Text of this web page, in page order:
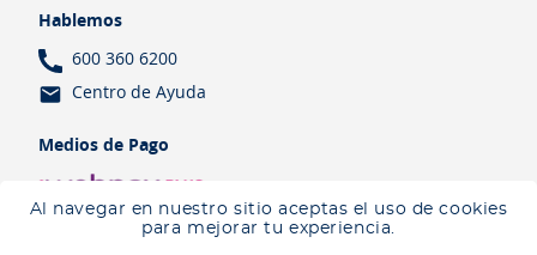
Al navegar en nuestro sitio aceptas el uso de cookies
para mejorar tu experiencia.
Hablemos
600 360 6200
Centro de Ayuda
Medios de Pago